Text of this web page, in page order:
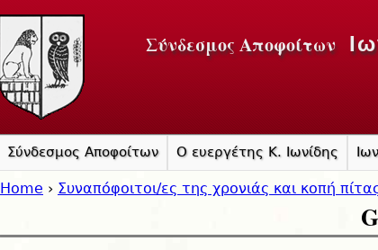
Σύνδεσμος Αποφοίτων
Home › Συναπόφοιτοι/ες της χρονιάς και κοπή
Σύνδεσμος Αποφοίτων Ο ευεργέτης Κ. Ιωνίδης